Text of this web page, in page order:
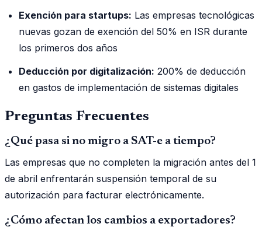
Exención para startups: Las empresas tecnológicas
nuevas gozan de exención del 50% en ISR durante
los primeros dos años
Deducción por digitalización: 200% de deducción
en gastos de implementación de sistemas digitales
Preguntas Frecuentes
¿Qué pasa si no migro a SAT-e a tiempo?
Las empresas que no completen la migración antes del 1
de abril enfrentarán suspensión temporal de su
autorización para facturar electrónicamente.
¿Cómo afectan los cambios a exportadores?